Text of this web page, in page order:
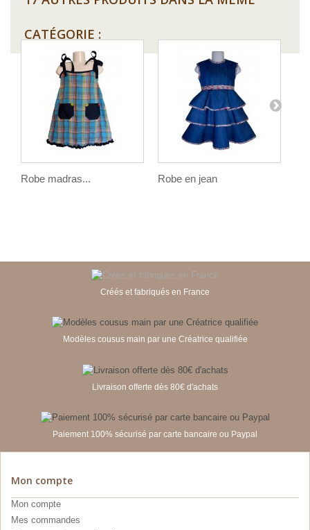
CATÉGORIE :
Robe madras... Robe en jean
Créés et fabriqués en France
Modèles cousus main par une Créatrice qualifiée
Livraison offerte dès 80€ d'achats
Paiement 100% sécurisé par carte bancaire ou Paypal
Mon compte
Mon compte
Mes commandes